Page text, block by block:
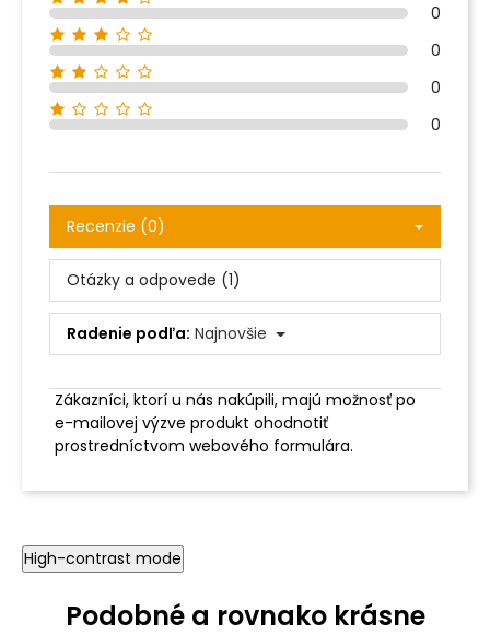
0
0
0
0
Recenzie (0)
Otázky a odpovede (1)
Radenie podľa: Najnovšie
Zákazníci, ktorí u nás nakúpili, majú možnosť po
e-mailovej výzve produkt ohodnotiť
prostredníctvom webového formulára.
High-contrast mode
Podobné a rovnako krásne